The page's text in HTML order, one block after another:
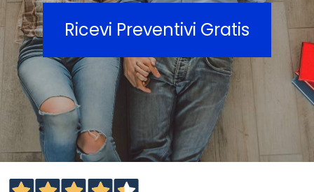
Ricevi Preventivi Gratis